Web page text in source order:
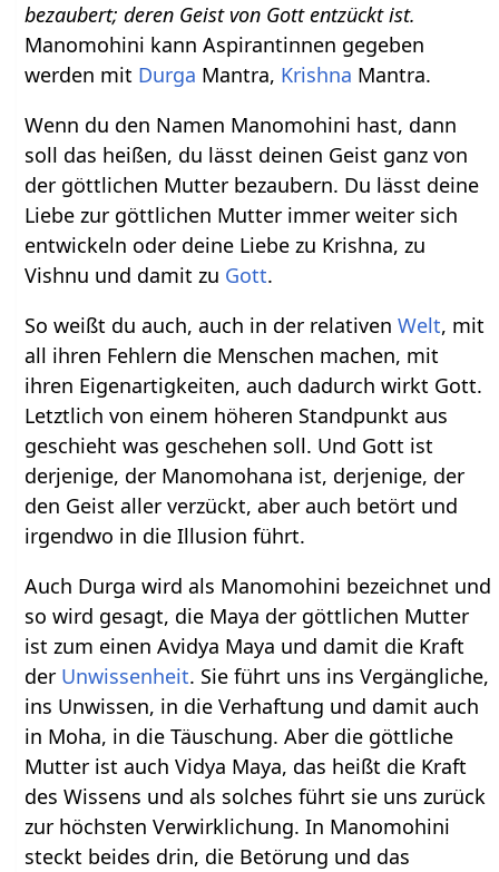
bezaubert; deren Geist von Gott entzückt ist.
Manomohini kann Aspirantinnen gegeben
werden mit Durga Mantra, Krishna Mantra.
Wenn du den Namen Manomohini hast, dann
soll das heißen, du lässt deinen Geist ganz von
der göttlichen Mutter bezaubern. Du lässt deine
Liebe zur göttlichen Mutter immer weiter sich
entwickeln oder deine Liebe zu Krishna, zu
Vishnu und damit zu Gott.
So weißt du auch, auch in der relativenWelt, mit
all ihren Fehlern die Menschen machen, mit
ihren Eigenartigkeiten, auch dadurch wirkt Gott.
Letztlich von einem höheren Standpunkt aus
geschieht was geschehen soll. Und Gott ist
derjenige, der Manomohana ist, derjenige, der
den Geist aller verzückt, aber auch betört und
irgendwo in die Illusion führt.
Auch Durga wird als Manomohini bezeichnet und
so wird gesagt, die Maya der göttlichen Mutter
ist zum einen Avidya Maya und damit die Kraft
der Unwissenheit. Sie führt uns ins Vergängliche,
ins Unwissen, in die Verhaftung und damit auch
in Moha, in die Täuschung. Aber die göttliche
Mutter ist auch Vidya Maya, das heißt die Kraft
des Wissens und als solches führt sie uns zurück
zur höchsten Verwirklichung. In Manomohini
steckt beides drin, die Betörung und das